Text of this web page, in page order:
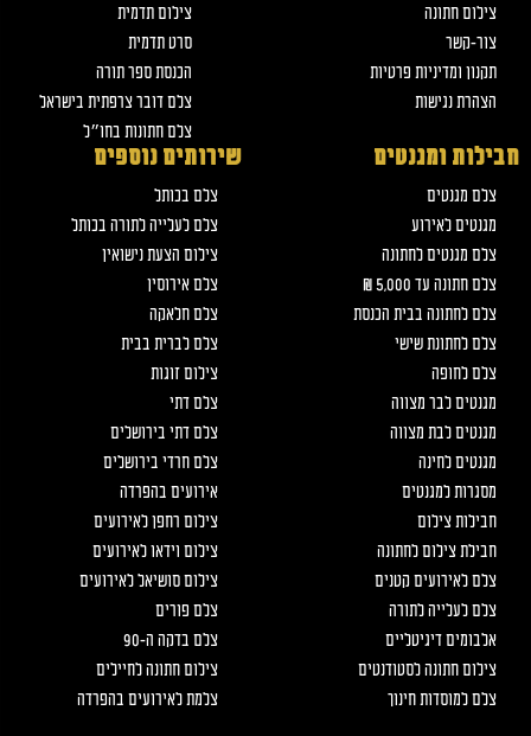
צילום חתונה
צור-קשר
תקנון ומדיניות פרטיות
הצהרת נגישות
צילום תדמית
סרט תדמית
הכנסת ספר תורה
צלם דובר צרפתית בישראל
צלם חתונות בחו״ל
חבילות ומגנטים
צלם מגנטים
מגנטים לאירוע
צלם מגנטים לחתונה
צלם חתונה עד 5,000 ₪
צלם לחתונה בבית הכנסת
צלם לחתונת שישי
צלם לחופה
מגנטים לבר מצווה
מגנטים לבת מצווה
מגנטים לחינה
מסגרות למגנטים
חבילות צילום
חבילת צילום לחתונה
צלם לאירועים קטנים
צלם לעלייה לתורה
אלבומים דיגיטליים
צילום חתונה לסטודנטים
צלם למוסדות חינוך
שירותים נוספים
צלם בכותל
צלם לעלייה לתורה בכותל
צילום הצעת נישואין
צלם אירוסין
צלם חלאקה
צלם לברית בבית
צילום זוגות
צלם דתי
צלם דתי בירושלים
צלם חרדי בירושלים
אירועים בהפרדה
צילום רחפן לאירועים
צילום וידאו לאירועים
צילום סושיאל לאירועים
צלם פורים
צלם בדקה ה-90
צילום חתונה לחיילים
צלמת לאירועים בהפרדה